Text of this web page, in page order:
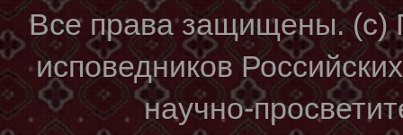
Все права защищены. (с)
исповедников
научно-